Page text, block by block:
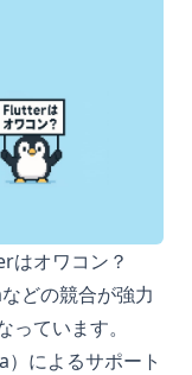
はオワコン？
どの競合が強力
ています。
によるサポート